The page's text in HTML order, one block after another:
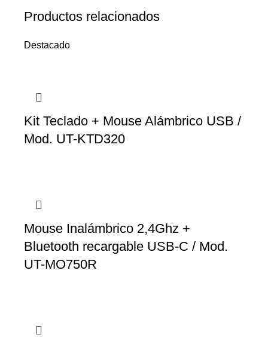
Productos relacionados
Destacado
Kit Teclado + Mouse Alámbrico USB /
Mod. UT-KTD320
Mouse Inalámbrico 2,4Ghz +
Bluetooth recargable USB-C / Mod.
UT-MO750R